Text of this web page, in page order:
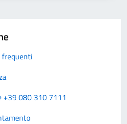
frequenti
+39 080 310 7111